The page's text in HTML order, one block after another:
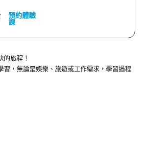
預約體驗
課
的旅程！
習，無論是娛樂、旅遊或工作需求，學習過程